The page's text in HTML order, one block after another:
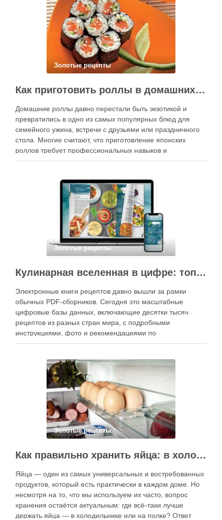
Золотые рецепты
Как приготовить роллы в домашних условиях?
Домашние роллы давно перестали быть экзотикой и
превратились в одно из самых популярных блюд для
семейного ужина, встречи с друзьями или праздничного
стола. Многие считают, что приготовление японских
роллов требует профессиональных навыков и
специального оборудования, однако на практике сделать
кухне. Главное — …
Золотые рецепты
Кулинарная вселенная в цифре: топ-3 самых больших электронных книг рецептов
Электронные книги рецептов давно вышли за рамки
обычных PDF-сборников. Сегодня это масштабные
цифровые базы данных, включающие десятки тысяч
рецептов из разных стран мира, с подробными
инструкциями, фото и рекомендациями по
приготовлению. В отличие от печатных изданий,
контент, расширять коллекции блюд и добавлять новые
функции. Ниже …
Золотые рецепты
Как правильно хранить яйца: в холодильнике или на полке?
Яйца — один из самых универсальных и востребованных
продуктов, который есть практически в каждом доме. Но
несмотря на то, что мы используем их часто, вопрос
хранения остаётся актуальным: где всё-таки лучше
держать яйца — в холодильнике или на полке? Ответ